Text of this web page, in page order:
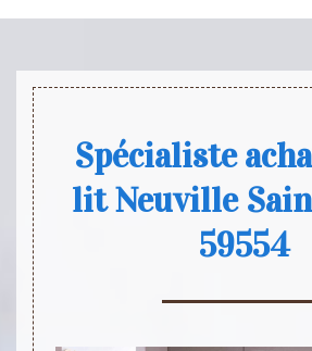
Spécialiste
lit Neuville
59554